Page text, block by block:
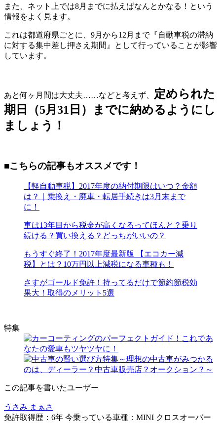
また、ネット上では8月までに払えばなんとかなる！という
情報をよく見ます。
これは都道府県ごとに、9月から12月まで『自動車税の滞納
に対する集中差し押さえ期間』として行っていることが影響
しています。
あと何ヶ月間は大丈夫……などと考えず、
定められた
期日（5月31日）までに納めるようにし
ましょう！
■こちらの記事もオススメです！
【軽自動車税】2017年度の納付期限はいつ？金額
は？｜乗換え・廃車・転居手続きは3月末まで
に！
車は13年目から税金が高くなるってほんと？乗り
続ける？買い換える？どっちがいいの？
もうすぐ終了！2017年度最新版 【エコカー減
税】とは？10万円以上減税になる車種も！
さすがゴールド免許！持ってるだけで節約節税効
果大！取得のメリット5選
特集
この記事を書いたユーザー
うさみ まぁさ
免許取得歴：6年 今乗っている車種：MINI クロスオーバー